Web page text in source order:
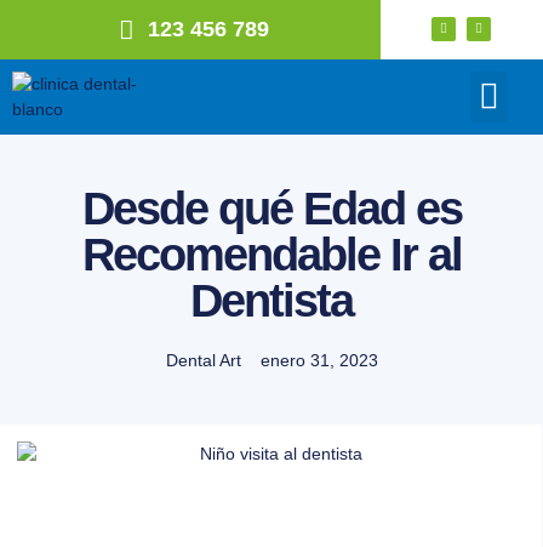
123 456 789
Desde qué Edad es
Recomendable Ir al
Dentista
Dental Art enero 31, 2023